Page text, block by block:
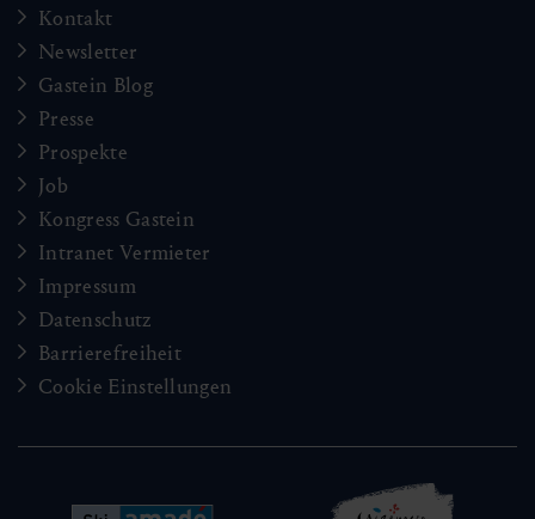
Kontakt
Newsletter
Gastein Blog
Presse
Prospekte
Job
Kongress Gastein
Intranet Vermieter
Impressum
Datenschutz
Barrierefreiheit
Cookie Einstellungen